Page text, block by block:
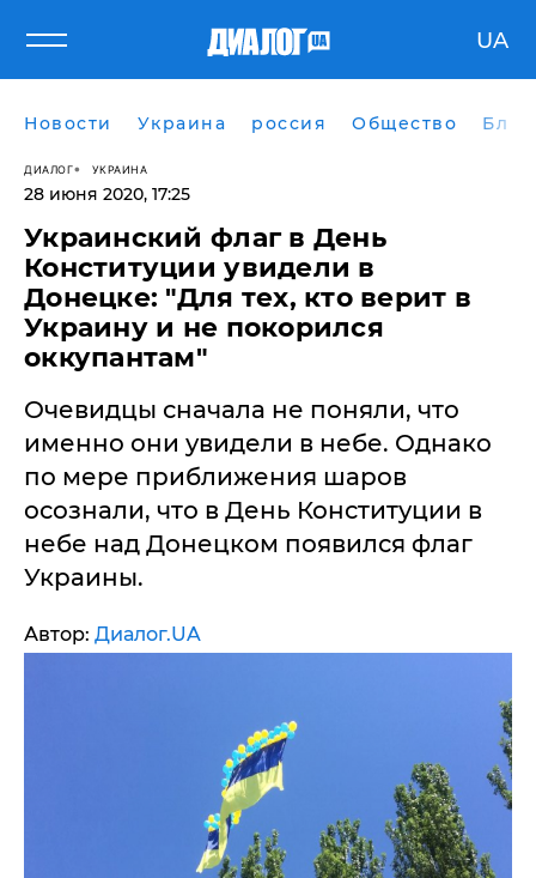
UA
Новости Украина россия Общество
ДИАЛОГ УКРАИНА
28 июня 2020, 17:25
Украинский флаг в День
Конституции увидели в
Донецке: "Для тех, кто верит в
Украину и не покорился
оккупантам"
Очевидцы сначала не поняли, что
именно они увидели в небе. Однако
по мере приближения шаров
осознали, что в День Конституции в
небе над Донецком появился флаг
Украины.
Автор: Диалог.UA